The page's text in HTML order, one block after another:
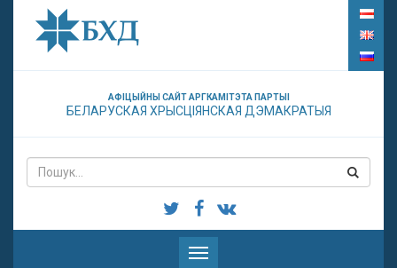
АФІЦЫЙНЫ САЙТ АРГКАМІТЭТА ПАРТЫІ
БЕЛАРУСКАЯ ХРЫСЦІЯНСКАЯ ДЭМАКРАТЫЯ
Паказаць